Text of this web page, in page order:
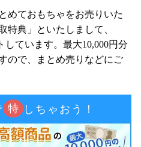
めておもちゃをお売りいた
特典」といたしまして、
しています。最大10,000円分
ので、まとめ売りなどにご
特 しちゃおう！